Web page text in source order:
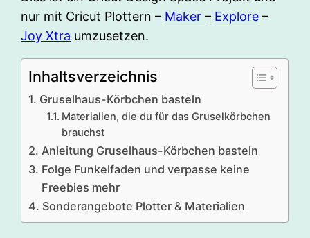
nur mit Cricut Plottern – Maker– Explore –
Joy Xtra umzusetzen.
Inhaltsverzeichnis
Gruselhaus-Körbchen basteln
Materialien, die du für das Gruselkörbchen
brauchst
Anleitung Gruselhaus-Körbchen basteln
Folge Funkelfaden und verpasse keine
Freebies mehr
Sonderangebote Plotter & Materialien